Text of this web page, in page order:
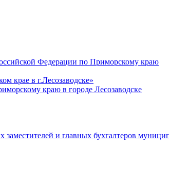
Федерации по Приморскому краю
крае в г.Лесозаводске»
краю в городе Лесозаводске
заместителей и главных бухгалтеров